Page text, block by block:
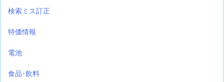
検索ミス訂正
特価情報
電池
食品･飲料